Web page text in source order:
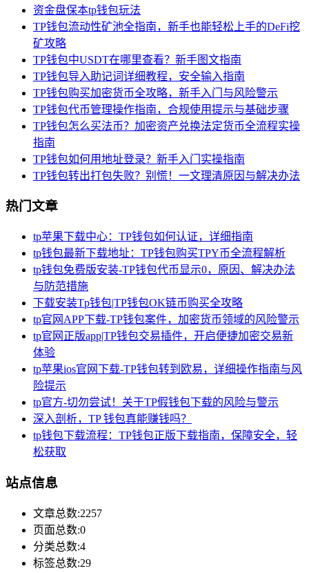
资金盘保本tp钱包玩法
TP钱包流动性矿池全指南，新手也能轻松上手的DeFi挖
矿攻略
TP钱包中USDT在哪里查看？新手图文指南
TP钱包导入助记词详细教程，安全输入指南
TP钱包购买加密货币全攻略，新手入门与风险警示
TP钱包代币管理操作指南，合规使用提示与基础步骤
TP钱包怎么买法币？加密资产兑换法定货币全流程实操
指南
TP钱包如何用地址登录？新手入门实操指南
TP钱包转出打包失败？别慌！一文理清原因与解决办法
热门文章
tp苹果下载中心：TP钱包如何认证，详细指南
tp钱包最新下载地址：TP钱包购买TPY币全流程解析
tp钱包免费版安装-TP钱包代币显示0，原因、解决办法
与防范措施
下载安装Tp钱包|TP钱包OK链币购买全攻略
tp官网APP下载-TP钱包案件，加密货币领域的风险警示
tp官网正版app|TP钱包交易插件，开启便捷加密交易新
体验
tp苹果ios官网下载-TP钱包转到欧易，详细操作指南与风
险提示
tp官方-切勿尝试！关于TP假钱包下载的风险与警示
深入剖析，TP 钱包真能赚钱吗？
tp钱包下载流程：TP钱包正版下载指南，保障安全，轻
松获取
站点信息
文章总数:2257
页面总数:0
分类总数:4
标签总数:29